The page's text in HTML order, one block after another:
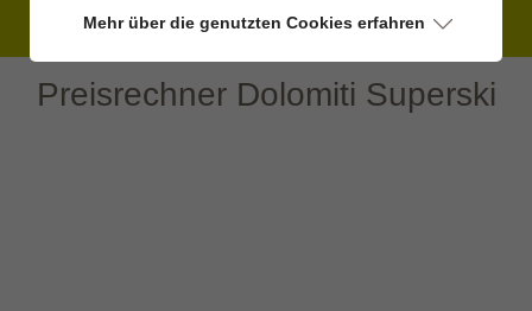
BUCHEN
Preisrechner Dolomiti Superski
Mehr über die genutzten Cookies erfahren